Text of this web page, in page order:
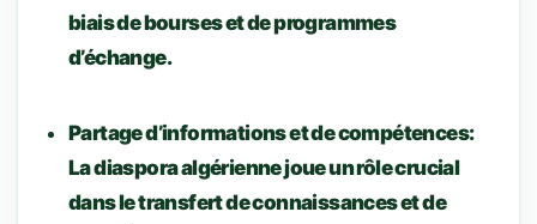
biais de bourses et de programmes
d’échange.
Partage d’informations et de compétences:
La diaspora algérienne joue un rôle crucial
dans le transfert de connaissances et de